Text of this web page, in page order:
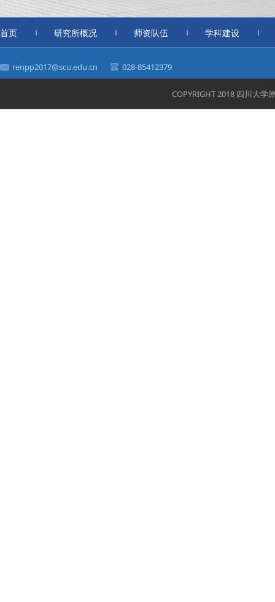
首页 研究所概况 师资队伍 学科建设
renpp2017@scu.edu.cn 028-85412379
COPYRIGHT 2018 四川大学